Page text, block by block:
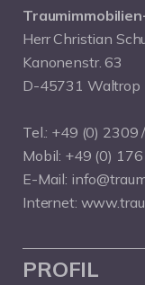
Herr Christian
Kanonenstr. 63
D-45731 Waltrop
Tel.: +49 (0) 2309
Mobil: +49 (0)
E-Mail:
Internet:
PROFIL